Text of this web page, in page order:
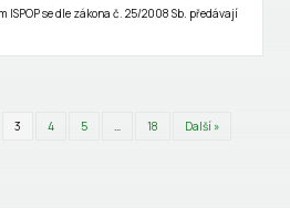
ISPOP se dle zákona č. 25/2008 Sb. předávají
3 4 5 … 18 Další »